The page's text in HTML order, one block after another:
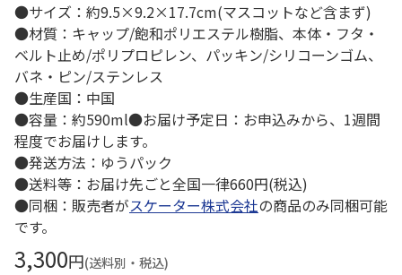
●サイズ：約9.5×9.2×17.7cm(マスコットなど含まず)
●材質：キャップ/飽和ポリエステル樹脂、本体・フタ・
ベルト止め/ポリプロピレン、パッキン/シリコーンゴム、
バネ・ピン/ステンレス
●生産国：中国
●容量：約590ml●お届け予定日：お申込みから、1週間
程度でお届けします。
●発送方法：ゆうパック
●送料等：お届け先ごと全国一律660円(税込)
●同梱：販売者がスケーター株式会社の商品のみ同梱可能
です。
3,300円(送料別・税込)